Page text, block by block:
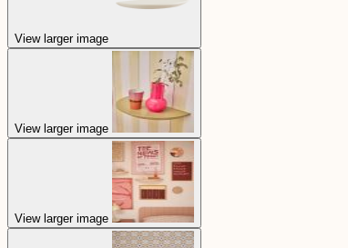
View larger image
View larger image
View larger image